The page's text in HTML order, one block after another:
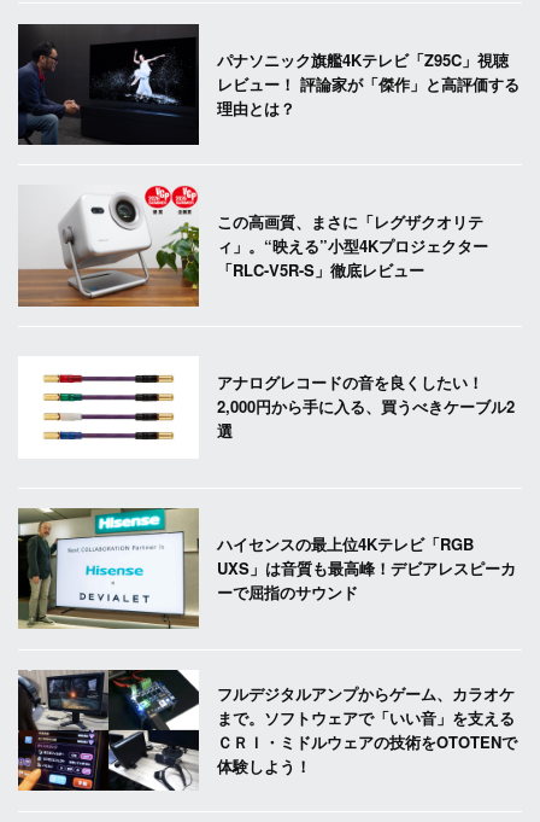
パナソニック旗艦4Kテレビ「Z95C」視聴
レビュー！ 評論家が「傑作」と高評価する
理由とは？
この高画質、まさに「レグザクオリテ
ィ」。“映える”小型4Kプロジェクター
「RLC-V5R-S」徹底レビュー
アナログレコードの音を良くしたい！
2,000円から手に入る、買うべきケーブル2
選
ハイセンスの最上位4Kテレビ「RGB
UXS」は音質も最高峰！デビアレスピーカ
ーで屈指のサウンド
フルデジタルアンプからゲーム、カラオケ
まで。ソフトウェアで「いい音」を支える
ＣＲＩ・ミドルウェアの技術をOTOTENで
体験しよう！